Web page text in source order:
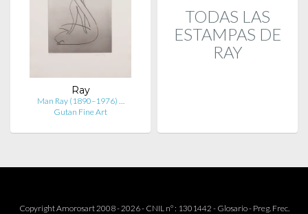
Ray
Man Ray (1890–1976) …
Gutan Fine Art
TODAS LAS
ESTAMPAS DE
RAY
Copyright Amorosart 2008 - 2026 - CNIL n° : 1301442 - Glosario- Preg. Frec.